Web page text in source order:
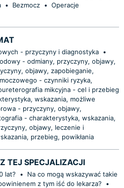
• Bezmocz • Operacje
- przyczyny i diagnostyka •
- odmiany, przyczyny, objawy,
objawy, zapobieganie,
- czynniki ryzyka,
mikcyjna - cel i przebieg
wskazania, możliwe
- przyczyny, objawy,
- charakterystyka, wskazania,
objawy, leczenie i
przebieg, powikłania
TEJ SPECJALIZACJI
lat? •
Na co mogą wskazywać takie
z tym iść do lekarza?
•